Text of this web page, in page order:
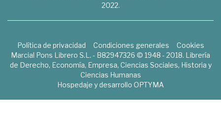
2022.
Política de privacidad Condiciones generales
Cookies
Marcial Pons Librero S.L. - B82947326 © 1948 - 2018. Librería
de Derecho, Economía, Empresa, Ciencias Sociales, Historia y
Ciencias Humanas
Hospedaje y desarrollo OPTYMA